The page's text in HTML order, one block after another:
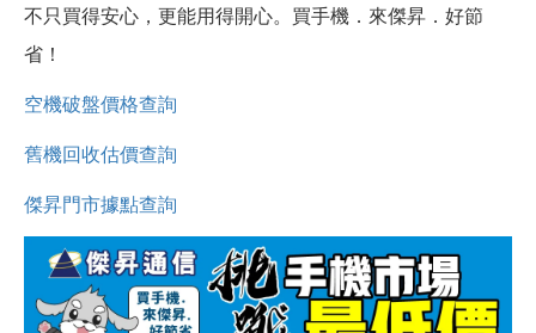
不只買得安心，更能用得開心。買手機．來傑昇．好節
省！
空機破盤價格查詢
舊機回收估價查詢
傑昇門市據點查詢